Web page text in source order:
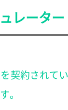
レーター
契約されて
。